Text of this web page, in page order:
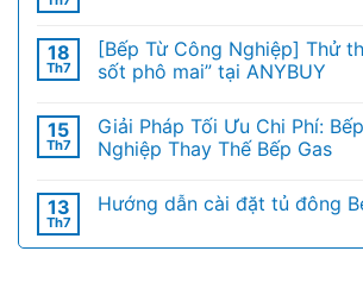
18
Th7
[Bếp Từ Công Nghiệp] Thử
sốt phô mai” tại ANYBUY
15
Th7
Giải Pháp Tối Ưu Chi Phí:
Nghiệp Thay Thế Bếp Gas
13
Th7
Hướng dẫn cài đặt tủ đông